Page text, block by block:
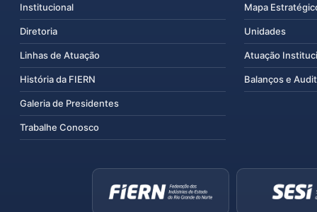
Institucional
Diretoria
Linhas de Atuação
História da FIERN
Galeria de Presidentes
Trabalhe Conosco
Mapa
Unidades
Atuação
Balanços e